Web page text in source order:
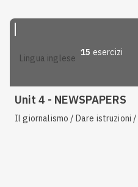
lingua inglese
15 esercizi
Unit 4 - NEWSPAPERS
Il giornalismo / Dare istruzioni